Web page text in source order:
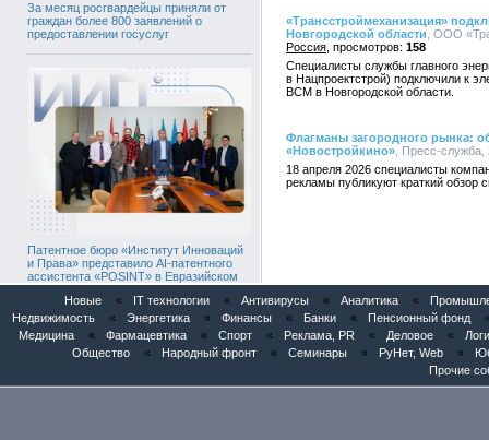
За месяц росгвардейцы приняли от
граждан более 800 заявлений о
предоставлении госуслуг
Патентное бюро «Институт Инноваций
и Права» представило AI-патентного
ассистента «POSINT» в Евразийском
«Трансстроймеханизация»
Новгородской области , ООО
Россия
158
Специалисты службы главного
в Нацпроектстрой) подключили к
ВСМ в Новгородской области.
Флагманы загородного рынка:
«Новостройкино» , Пресс-
18 апреля 2026 специалисты
рекламы публикуют краткий обзор
Новые « IT технологии « Антивирусы « Аналитика «
Недвижимость
« Энергетика « Финансы « Банки « Пенсионный фонд
Медицина
« Фармацевтика « Спорт « Реклама, PR « Деловое «
Общество
« Народный фронт « Семинары « РуНет, Web «
Прочие